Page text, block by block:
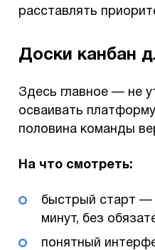
расставлять
Доски канбан
Здесь главное — не
осваивать
половина команды
На что смотреть:
быстрый старт —
минут, без
понятный